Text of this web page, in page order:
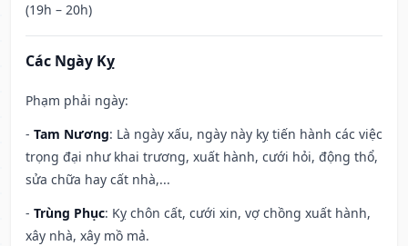
(19h – 20h)
Các Ngày Kỵ
Phạm phải ngày:
- Tam Nương: Là ngày xấu, ngày này kỵ tiến hành các việc
trọng đại như khai trương, xuất hành, cưới hỏi, động thổ,
sửa chữa hay cất nhà,...
- Trùng Phục: Kỵ chôn cất, cưới xin, vợ chồng xuất hành,
xây nhà, xây mồ mả.